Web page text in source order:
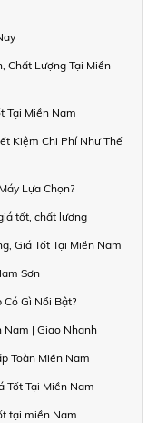
Chất Lượng Tại Miền
Tại Miền Nam
Kiệm Chi Phí Như Thế
Lựa Chọn?
tốt, chất lượng
Giá Tốt Tại Miền Nam
Sơn
Gì Nổi Bật?
Nam | Giao Nhanh
Toàn Miền Nam
Tốt Tại Miền Nam
tại miền Nam